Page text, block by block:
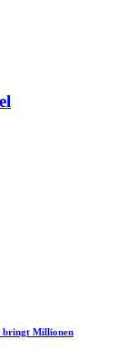
bringt Millionen